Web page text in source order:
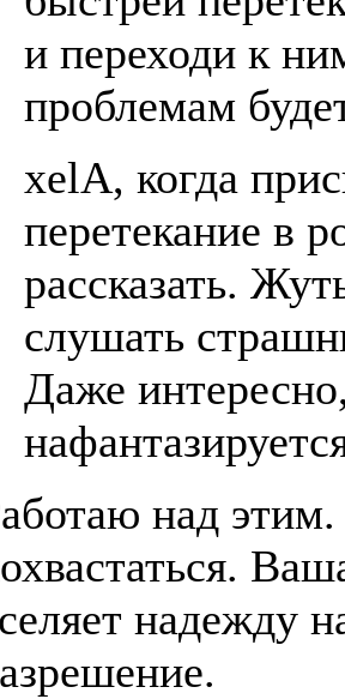
и переходи к
проблемам
xelA, когда
перетекание в
рассказать.
слушать
Даже
над
надежду